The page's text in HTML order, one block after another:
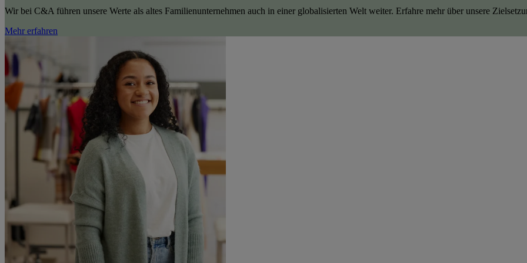
Wir bei C&A führen unsere Werte als altes Familienunternehmen auch in einer globalisierten Welt weiter. Erfahre mehr über unsere
Mehr erfahren